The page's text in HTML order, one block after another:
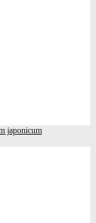
japonicum